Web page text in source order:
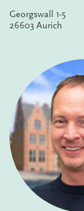
Georgswall 1-5
26603 Aurich